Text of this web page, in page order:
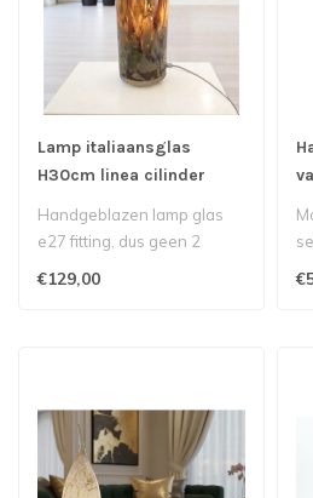
Lamp italiaansglas
H30cm linea cilinder
Handgeblazen lamp glas
e27 fitting, dus geen 2
€129,00